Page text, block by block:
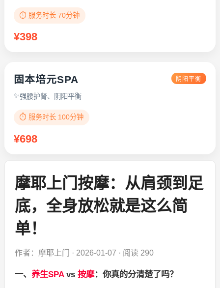
⏱️ 服务时长 70分钟
¥398
固本培元SPA 阴阳平衡
强腰护肾、阴阳平衡
⏱️ 服务时长 100分钟
¥698
摩耶上门按摩：从肩颈到足
底，全身放松就是这么简
单！
作者：摩耶上门 · 2026-01-07 · 阅读 290
一、 养生SPAvs 按摩：你真的分清楚了吗？